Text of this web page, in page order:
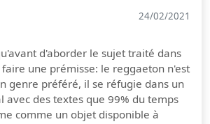
24/02/2021
d'aborder le sujet traité dans
une prémisse: le reggaeton n'est
genre préféré, il se réfugie dans un
avec des textes que 99% du temps
comme un objet disponible à